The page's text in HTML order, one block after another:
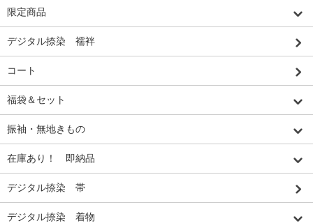
限定商品
デジタル捺染 襦袢
コート
福袋＆セット
振袖・無地きもの
在庫あり！ 即納品
デジタル捺染 帯
デジタル捺染 着物